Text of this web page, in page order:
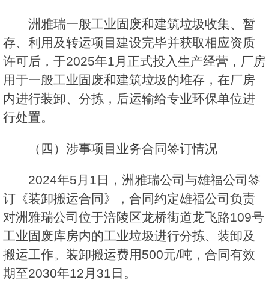
洲雅瑞一般工业固废和建筑垃圾收集、暂
存、利用及转运项目建设完毕并获取相应资质
许可后，于2025年1月正式投入生产经营，厂房
用于一般工业固废和建筑垃圾的堆存，在厂房
内进行装卸、分拣，后运输给专业环保单位进
行处置。
（四）涉事项目业务合同签订情况
2024年5月1日，洲雅瑞公司与雄福公司签
订《装卸搬运合同》，合同约定雄福公司负责
对洲雅瑞公司位于涪陵区龙桥街道龙飞路109号
工业固废库房内的工业垃圾进行分拣、装卸及
搬运工作。装卸搬运费用500元/吨，合同有效
期至2030年12月31日。